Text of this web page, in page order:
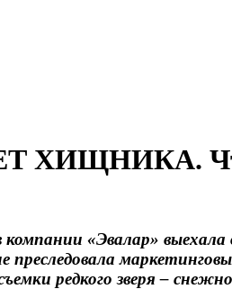
Что
компании «Эвалар»
преследовала
редкого зверя –